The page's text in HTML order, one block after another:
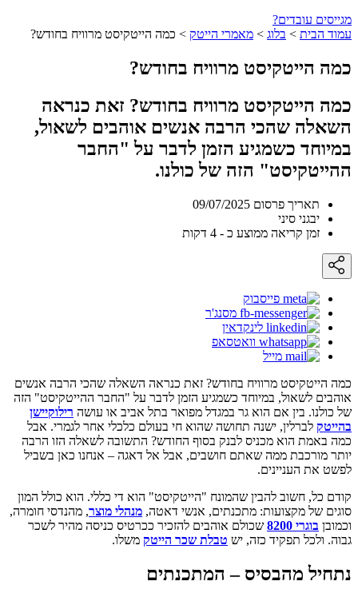
מגייסים עובדים?
עמוד הבית > בלוג > מאמרי הייטק > כמה הייטקיסט מרוויח בחודש?
כמה הייטקיסט מרוויח בחודש?
כמה הייטקיסט מרוויח בחודש? זאת כנראה
השאלה שהכי הרבה אנשים אוהבים לשאול,
במיוחד כשמגיע הזמן לדבר על "החבר
ההייטקיסט" הזה של כולנו.
תאריך פרסום 09/07/2025
יבגני סיני
זמן קריאה ממוצע כ - 4 דקות
פייסבוק
מסנג'ר
לינקדאין
וואטסאפ
מייל
כמה הייטקיסט מרוויח בחודש? זאת כנראה השאלה שהכי הרבה אנשים
אוהבים לשאול, במיוחד כשמגיע הזמן לדבר על "החבר ההייטקיסט" הזה
של כולנו. בין אם הוא גר במגדל מפואר בתל אביב או עושה רילוקיישן
בהייטק לברלין, ישנה תחושה שהוא חי בעולם כלכלי אחר לגמרי. אבל
כמה באמת הוא מכניס לבנק בסוף החודש? התשובה לשאלה הזו הרבה
יותר מורכבת ממה שאתם חושבים, אבל אל דאגה – אנחנו כאן בשביל
לפשט את העניינים.
קודם כל, חשוב להבין שהמונח "הייטקיסט" הוא די כללי. הוא כולל המון
סוגים של מקצועות: מתכנתים, אנשי דאטה, מנהלי מוצר, מהנדסי חומרה,
וכמובן בוגרי 8200
שכולם אוהבים להזכיר ככרטיס כניסה מהיר לשכר
גבוה. ולכל תפקיד כזה, יש טבלת שכר הייטק משלו.
נתחיל מהבסיס – המתכנתים